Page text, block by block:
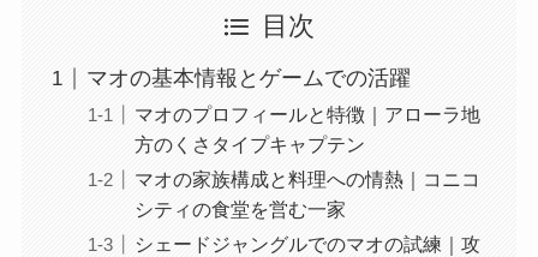
目次
マオの基本情報とゲームでの活躍
マオのプロフィールと特徴｜アローラ地
方のくさタイプキャプテン
マオの家族構成と料理への情熱｜コニコ
シティの食堂を営む一家
シェードジャングルでのマオの試練｜攻